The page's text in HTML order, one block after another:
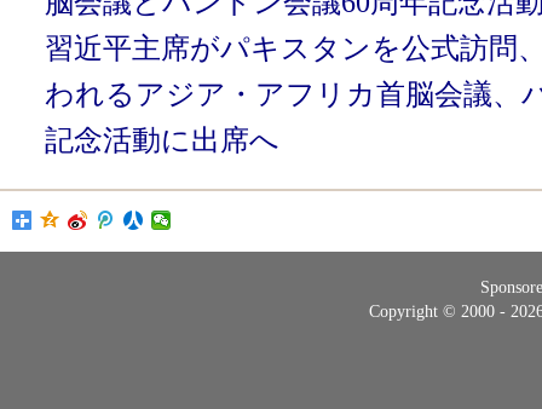
習近平主席がパキスタンを公式訪問
われるアジア・アフリカ首脳会議、
記念活動に出席へ
Copyright © 2000 -